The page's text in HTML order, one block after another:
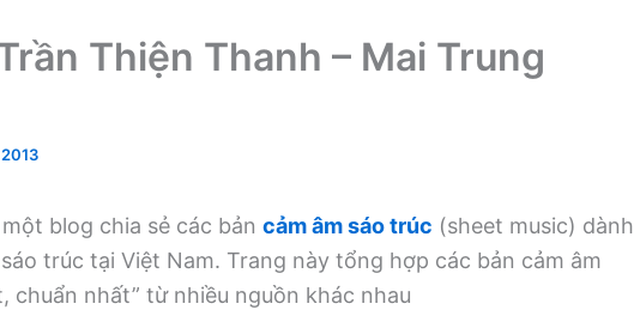
Thiện Thanh – Mai Trung
một blog chia sẻ các bản cảm âm sáo trúc (sheet music) dành
trúc tại Việt Nam. Trang này tổng hợp các bản cảm âm
chuẩn nhất” từ nhiều nguồn khác nhau